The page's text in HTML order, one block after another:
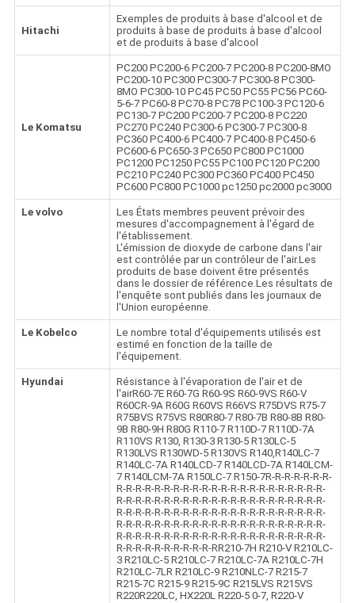
Hitachi
Exemples de produits à base d'alcool et de
produits à base de produits à base d'alcool
et de produits à base d'alcool
Le Komatsu
PC200 PC200-6 PC200-7 PC200-8 PC200-8MO
PC200-10 PC300 PC300-7 PC300-8 PC300-
8MO PC300-10 PC45 PC50 PC55 PC56 PC60-
5-6-7 PC60-8 PC70-8 PC78 PC100-3 PC120-6
PC130-7 PC200 PC200-7 PC200-8 PC220
PC270 PC240 PC300-6 PC300-7 PC300-8
PC360 PC400-6 PC400-7 PC400-8 PC450-6
PC600-6 PC650-3 PC650 PC800 PC1000
PC1200 PC1250 PC55 PC100 PC120 PC200
PC210 PC240 PC300 PC360 PC400 PC450
PC600 PC800 PC1000 pc1250 pc2000 pc3000
Le volvo
Les États membres peuvent prévoir des
mesures d'accompagnement à l'égard de
l'établissement.
L'émission de dioxyde de carbone dans l'air
est contrôlée par un contrôleur de l'air.Les
produits de base doivent être présentés
dans le dossier de référence.Les résultats de
l'enquête sont publiés dans les journaux de
l'Union européenne.
Le Kobelco
Le nombre total d'équipements utilisés est
estimé en fonction de la taille de
l'équipement.
Hyundai
Résistance à l'évaporation de l'air et de
l'airR60-7E R60-7G R60-9S R60-9VS R60-V
R60CR-9A R60G R60VS R66VS R75DVS R75-7
R75BVS R75VS R80R80-7 R80-7B R80-8B R80-
9B R80-9H R80G R110-7 R110D-7 R110D-7A
R110VS R130, R130-3 R130-5 R130LC-5
R130LVS R130WD-5 R130VS R140,R140LC-7
R140LC-7A R140LCD-7 R140LCD-7A R140LCM-
7 R140LCM-7A R150LC-7 R150-7R-R-R-R-R-R-R-
R-R-R-R-R-R-R-R-R-R-R-R-R-R-R-R-R-R-R-R-R-R-
R-R-R-R-R-R-R-R-R-R-R-R-R-R-R-R-R-R-R-R-R-R-
R-R-R-R-R-R-R-R-R-R-R-R-R-R-R-R-R-R-R-R-R-R-
R-R-R-R-R-R-R-R-R-R-R-R-R-R-R-R-R-R-R-R-R-R-
R-R-R-R-R-R-R-R-R-R-R-R-R-R-R-R-R-R-R-R-R-R-
R-R-R-R-R-R-R-R-R-R-RR210-7H R210-V R210LC-
3 R210LC-5 R210LC-7 R210LC-7A R210LC-7H
R210LC-7LR R210LC-9 R210NLC-7 R215-7
R215-7C R215-9 R215-9C R215LVS R215VS
R220R220LC, HX220L R220-5 0-7, R220-V